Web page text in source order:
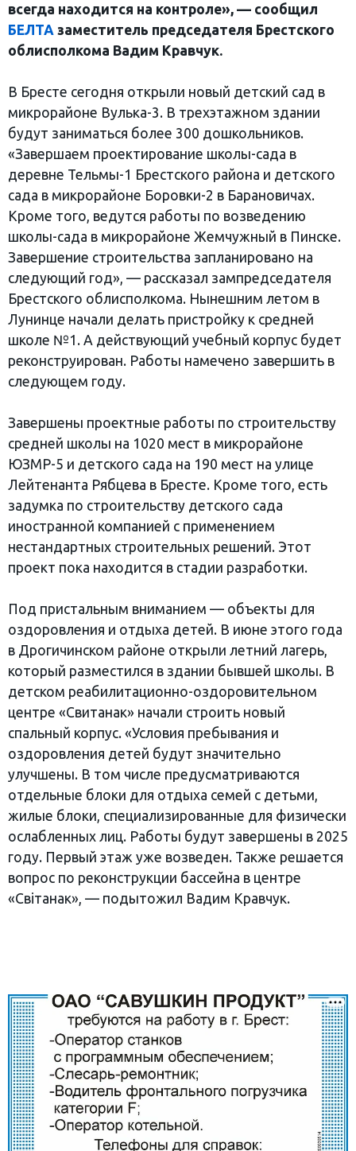
всегда находится на контроле», — cообщил
БЕЛТА заместитель председателя Брестского
облисполкома Вадим Кравчук.
В Бресте сегодня открыли новый детский сад в
микрорайоне Вулька-3. В трехэтажном здании
будут заниматься более 300 дошкольников.
«Завершаем проектирование школы-сада в
деревне Тельмы-1 Брестского района и детского
сада в микрорайоне Боровки-2 в Барановичах.
Кроме того, ведутся работы по возведению
школы-сада в микрорайоне Жемчужный в Пинске.
Завершение строительства запланировано на
следующий год», — рассказал зампредседателя
Брестского облисполкома. Нынешним летом в
Лунинце начали делать пристройку к средней
школе №1. А действующий учебный корпус будет
реконструирован. Работы намечено завершить в
следующем году.
Завершены проектные работы по строительству
средней школы на 1020 мест в микрорайоне
ЮЗМР-5 и детского сада на 190 мест на улице
Лейтенанта Рябцева в Бресте. Кроме того, есть
задумка по строительству детского сада
иностранной компанией с применением
нестандартных строительных решений. Этот
проект пока находится в стадии разработки.
Под пристальным вниманием — объекты для
оздоровления и отдыха детей. В июне этого года
в Дрогичинском районе открыли летний лагерь,
который разместился в здании бывшей школы. В
детском реабилитационно-оздоровительном
центре «Свитанак» начали строить новый
спальный корпус. «Условия пребывания и
оздоровления детей будут значительно
улучшены. В том числе предусматриваются
отдельные блоки для отдыха семей с детьми,
жилые блоки, специализированные для физически
ослабленных лиц. Работы будут завершены в 2025
году. Первый этаж уже возведен. Также решается
вопрос по реконструкции бассейна в центре
«Свiтанак», — подытожил Вадим Кравчук.